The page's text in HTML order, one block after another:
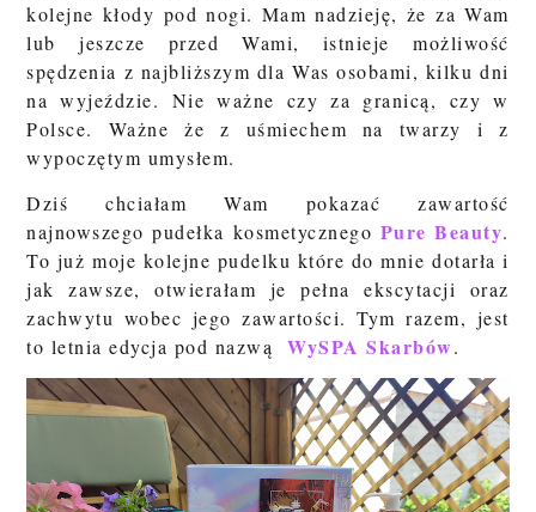
kolejne kłody pod nogi. Mam nadzieję, że za Wam
lub jeszcze przed Wami, istnieje możliwość
spędzenia z najbliższym dla Was osobami, kilku dni
na wyjeździe. Nie ważne czy za granicą, czy w
Polsce. Ważne że z uśmiechem na twarzy i z
wypoczętym umysłem.
Dziś chciałam Wam pokazać zawartość
najnowszego pudełka kosmetycznego Pure Beauty.
To już moje kolejne pudelku które do mnie dotarła i
jak zawsze, otwierałam je pełna ekscytacji oraz
zachwytu wobec jego zawartości. Tym razem, jest
to letnia edycja pod nazwą
WySPA Skarbów.